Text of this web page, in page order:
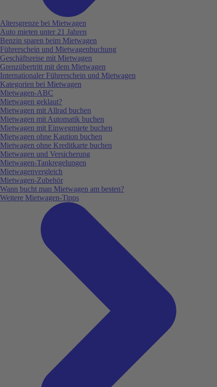
Altersgrenze bei Mietwagen
Auto mieten unter 21 Jahren
Benzin sparen beim Mietwagen
Führerschein und Mietwagenbuchung
Geschäftsreise mit Mietwagen
Grenzübertritt mit dem Mietwagen
Internationaler Führerschein und Mietwagen
Kategorien bei Mietwagen
Mietwagen-ABC
Mietwagen geklaut?
Mietwagen mit Allrad buchen
Mietwagen mit Automatik buchen
Mietwagen mit Einwegmiete buchen
Mietwagen ohne Kaution buchen
Mietwagen ohne Kreditkarte buchen
Mietwagen und Versicherung
Mietwagen-Tankregelungen
Mietwagenvergleich
Mietwagen-Zubehör
Wann bucht man Mietwagen am besten?
Weitere Mietwagen-Tipps